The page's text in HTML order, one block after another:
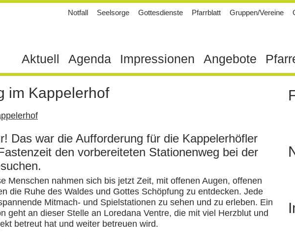
Notfall Seelsorge Gottesdienste Pfarrblatt Gruppen/Vereine
Aktuell Agenda Impressionen Angebote
im Kappelerhof
Das war die Aufforderung für die Kappelerhöfler
den vorbereiteten Stationenweg bei der
Menschen nahmen sich bis jetzt Zeit, mit offenen Augen, offenen
die Ruhe des Waldes und Gottes Schöpfung zu entdecken. Jede
Mitmach- und Spielstationen zu sehen und zu erleben. Ein
geht an dieser Stelle an Loredana Ventre, die mit viel Herzblut und
betreut hat und weiter betreuen wird.